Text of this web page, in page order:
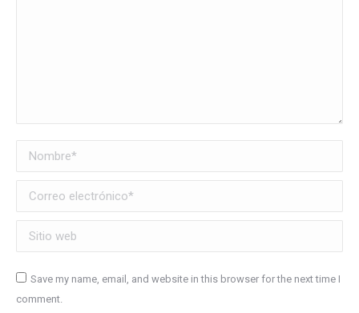
Nombre *
Correo electrónico *
Sitio web
Save my name, email, and website in this browser for the next time I
comment.